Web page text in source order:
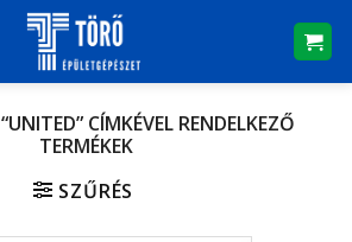
“UNITED” CÍMKÉVEL RENDELKEZŐ
TERMÉKEK
SZŰRÉS